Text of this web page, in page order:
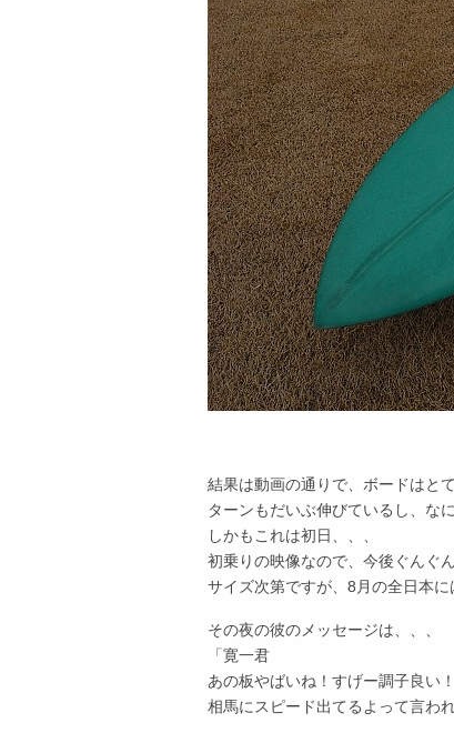
結果は動画の通りで、ボードはと
ターンもだいぶ伸びているし、な
しかもこれは初日、、、
初乗りの映像なので、今後ぐんぐ
サイズ次第ですが、8月の全日本に
その夜の彼のメッセージは、、、
「寛一君
あの板やばいね！すげー調子良い！
相馬にスピード出てるよって言わ